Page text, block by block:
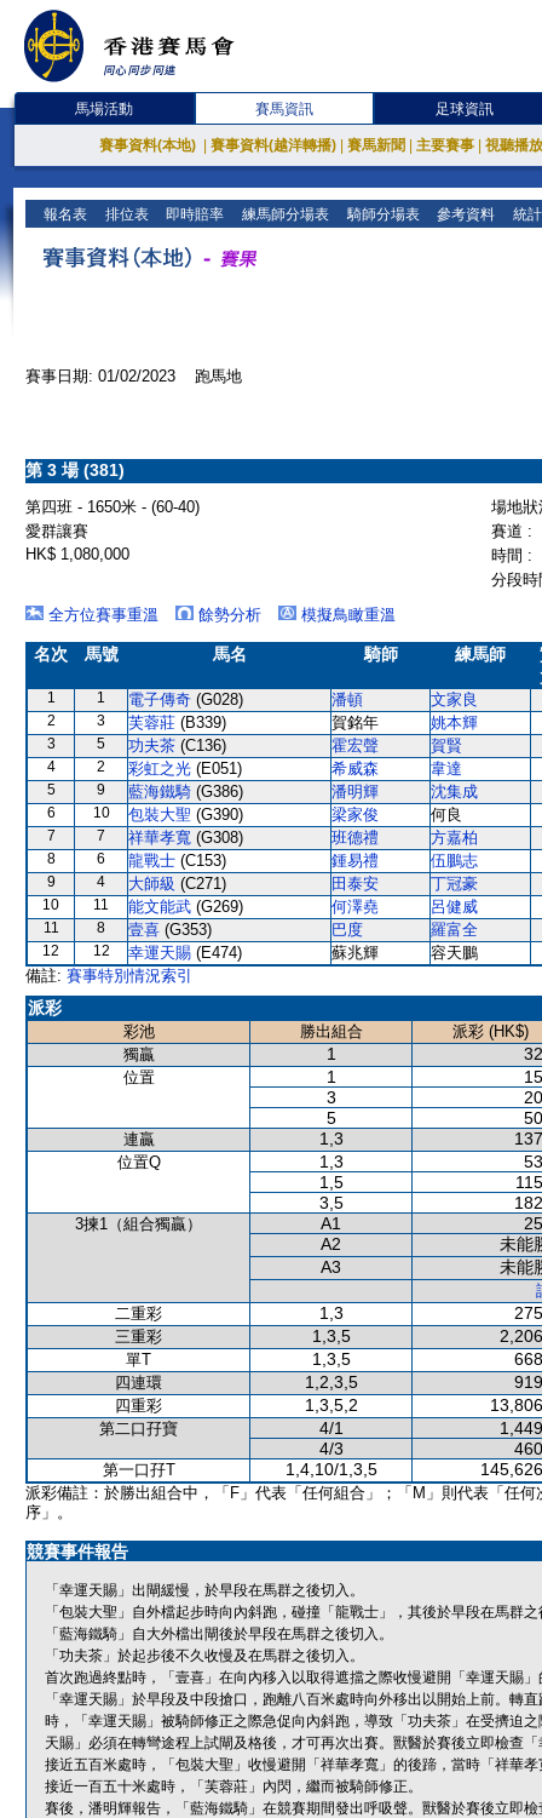
馬場活動 賽馬資訊 足球資訊
賽事資料(本地) 賽事資料(越洋轉播) 賽馬新聞 主要賽事 視聽播
報名表 排位表 即時賠率 練馬師分場表 騎師分場表 參考資料 統
賽事日期: 01/02/2023 跑馬地
第 3 場 (381)
第四班 - 1650米 - (60-40)
場地
愛群讓賽
賽道 :
HK$ 1,080,000
時間 :
分段
全方位賽事重溫
餘勢分析 模擬鳥瞰重溫
名次 馬號 馬名 騎師 練馬師
1 1 電子傳奇 (G028) 潘頓 文家良
2 3 芙蓉莊 (B339) 賀銘年 姚本輝
3 5 功夫茶 (C136) 霍宏聲 賀賢
4 2 彩虹之光 (E051) 希威森 韋達
5 9 藍海鐵騎 (G386) 潘明輝 沈集成
6 10 包裝大聖 (G390) 梁家俊 何良
7 7 祥華孝寬 (G308) 班德禮 方嘉柏
8 6 龍戰士 (C153) 鍾易禮 伍鵬志
9 4 大師級 (C271) 田泰安 丁冠豪
10 11 能文能武 (G269) 何澤堯 呂健威
11 8 壹喜 (G353) 巴度 羅富全
12 12 幸運天賜 (E474) 蘇兆輝
容天鵬
備註: 賽事特別情況索引
派彩
彩池 勝出組合
派彩 (HK$)
獨贏
1
位置 1
3
5
連贏 1,3
位置Q 1,3
1,5
3,5
3揀1（組合獨贏） A1
A2
未能
A3
未能
二重彩
1,3
三重彩 1,3,5
單T 1,3,5
四連環 1,2,3,5
四重彩 1,3,5,2
第二口孖寶 4/1
4/3
第一口孖T 1,4,10/1,3,5
派彩備註：於勝出組合中，「F」代表「任何組合」；「M」則代表「任何
序」。
競賽事件報告
「幸運天賜」出閘緩慢，於早段在馬群之後切入。
「包裝大聖」自外檔起步時向內斜跑，碰撞「龍戰士」，其後於早段在馬群
「藍海鐵騎」自大外檔出閘後於早段在馬群之後切入。
「功夫茶」於起步後不久收慢及在馬群之後切入。
首次跑過終點時，「壹喜」在向內移入以取得遮擋之際收慢避開「幸運天賜」
「幸運天賜」於早段及中段搶口，跑離八百米處時向外移出以開始上前。轉
時，「幸運天賜」被騎師修正之際急促向內斜跑，導致「功夫茶」在受擠迫
天賜」必須在轉彎途程上試閘及格後，才可再次出賽。獸醫於賽後立即檢查
接近五百米處時，「包裝大聖」收慢避開「祥華孝寬」的後蹄，當時「祥華
接近一百五十米處時，「芙蓉莊」內閃，繼而被騎師修正。
賽後，潘明輝報告，「藍海鐵騎」在競賽期間發出呼吸聲。獸醫於賽後立即